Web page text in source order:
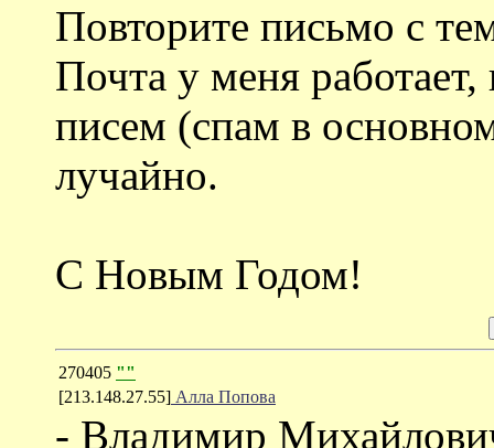
Повторите письмо с
Почта у меня
писем (спам в
лучайно.
С Новым Годом!
270405 ""
[213.148.27.55] Алла Попова
- Владимир